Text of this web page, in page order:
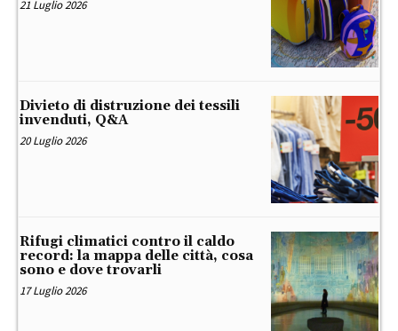
21 Luglio 2026
Divieto di distruzione dei tessili
invenduti, Q&A
20 Luglio 2026
Rifugi climatici contro il caldo
record: la mappa delle città, cosa
sono e dove trovarli
17 Luglio 2026